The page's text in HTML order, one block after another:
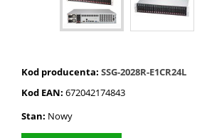
Kod producenta: SSG-2028R-E1CR24L
Kod EAN: 672042174843
Stan: Nowy